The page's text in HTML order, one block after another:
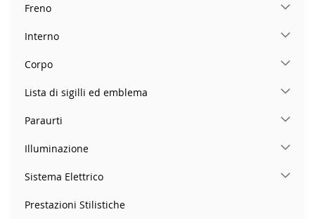
Freno
Interno
Corpo
Lista di sigilli ed emblema
Paraurti
Illuminazione
Sistema Elettrico
Prestazioni Stilistiche